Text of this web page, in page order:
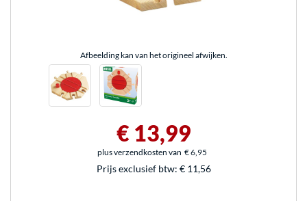
Afbeelding kan van het origineel afwijken.
€ 13,99
plus verzendkosten van € 6,95
Prijs exclusief btw: € 11,56